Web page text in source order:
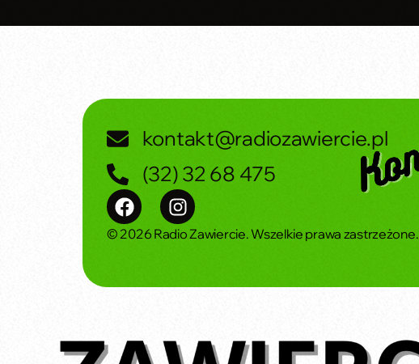
kontakt@radiozawiercie.pl
(32) 32 68 475
© 2026 Radio Zawiercie. Wszelkie prawa zastrzeżone.